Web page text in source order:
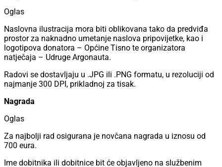
Oglas
Naslovna ilustracija mora biti oblikovana tako da predviđa
prostor za naknadno umetanje naslova pripovijetke, kao i
logotipova donatora – Općine Tisno te organizatora
natječaja – Udruge Argonauta.
Radovi se dostavljaju u .JPG ili .PNG formatu, u rezoluciji od
najmanje 300 DPI, prikladnoj za tisak.
Nagrada
Oglas
Za najbolji rad osigurana je novčana nagrada u iznosu od
700 eura.
Ime dobitnika ili dobitnice bit će objavljeno na službenim